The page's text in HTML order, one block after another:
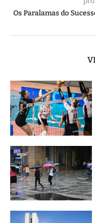
Os Paralamas do